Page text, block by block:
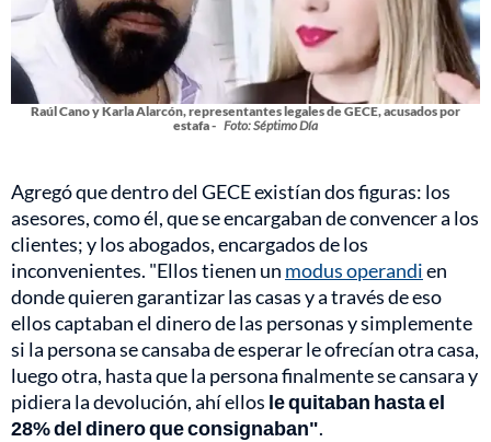
Raúl Cano y Karla Alarcón, representantes legales de GECE, acusados por
estafa - Foto: Séptimo Día
Agregó que dentro del GECE existían dos figuras: los
asesores, como él, que se encargaban de convencer a los
clientes; y los abogados, encargados de los
inconvenientes. "Ellos tienen un modus operandien
donde quieren garantizar las casas y a través de eso
ellos captaban el dinero de las personas y simplemente
si la persona se cansaba de esperar le ofrecían otra casa,
luego otra, hasta que la persona finalmente se cansara y
pidiera la devolución, ahí ellos le quitaban hasta el
28% del dinero que consignaban".